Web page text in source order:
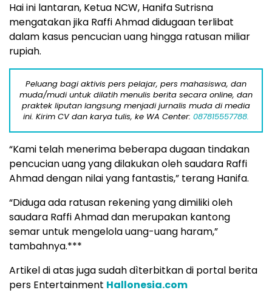
Hai ini lantaran, Ketua NCW, Hanifa Sutrisna
mengatakan jika Raffi Ahmad didugaan terlibat
dalam kasus pencucian uang hingga ratusan miliar
rupiah.
Peluang bagi aktivis pers pelajar, pers mahasiswa, dan
muda/mudi untuk dilatih menulis berita secara online, dan
praktek liputan langsung menjadi jurnalis muda di media
ini. Kirim CV dan karya tulis, ke WA Center: 087815557788.
“Kami telah menerima beberapa dugaan tindakan
pencucian uang yang dilakukan oleh saudara Raffi
Ahmad dengan nilai yang fantastis,” terang Hanifa.
“Diduga ada ratusan rekening yang dimiliki oleh
saudara Raffi Ahmad dan merupakan kantong
semar untuk mengelola uang-uang haram,”
tambahnya.***
Artikel di atas juga sudah dìterbitkan di portal berita
pers Entertainment Hallonesia.com